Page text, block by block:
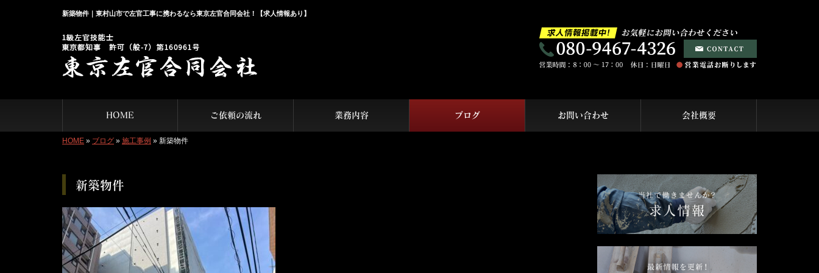
新築物件｜東村山市で左官工事に携わるなら東京左官合同会社！【求人情報あり】
HOME ご依頼の流れ 業務内容 ブログ お問い合わせ 会社概要
HOME » ブログ » 施工事例 » 新築物件
新築物件